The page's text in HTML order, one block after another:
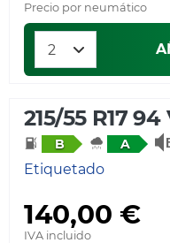
Precio por neumático
215/55 R17 94
B A
Etiquetado
140,00 €
IVA incluido